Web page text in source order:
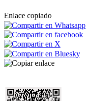
Enlace copiado